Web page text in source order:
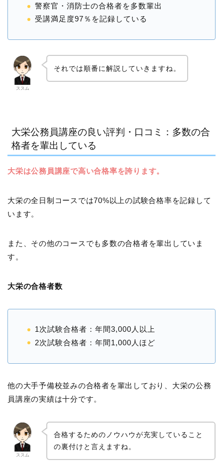
警察官・消防士の合格者を多数輩出
受講満足度97％を記録している
ススム
それでは順番に解説していきますね。
大栄公務員講座の良い評判・口コミ：多数の合
格者を輩出している
大栄は公務員講座で高い合格率を誇ります。
大栄の全日制コースでは70%以上の試験合格率を記録して
います。
また、その他のコースでも多数の合格者を輩出していま
す。
大栄の合格者数
1次試験合格者：年間3,000人以上
2次試験合格者：年間1,000人ほど
他の大手予備校並みの合格者を輩出しており、大栄の公務
員講座の実績は十分です。
ススム
合格するためのノウハウが充実していること
の裏付けと言えますね。